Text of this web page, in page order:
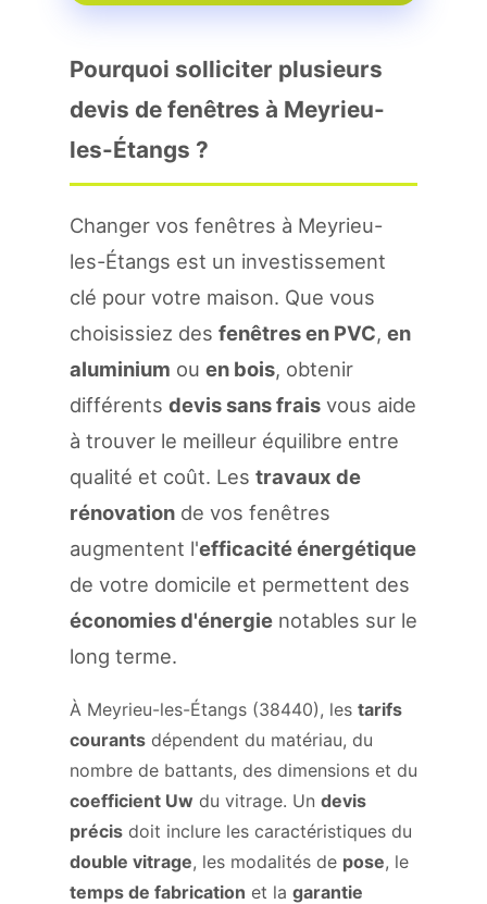
Pourquoi solliciter plusieurs
devis de fenêtres à Meyrieu-
les-Étangs ?
Changer vos fenêtres à Meyrieu-
les-Étangs est un investissement
clé pour votre maison. Que vous
choisissiez des fenêtres en PVC, en
aluminium ou en bois, obtenir
différents devis sans frais vous aide
à trouver le meilleur équilibre entre
qualité et coût. Les travaux de
rénovation de vos fenêtres
augmentent l'efficacité énergétique
de votre domicile et permettent des
économies d'énergie notables sur le
long terme.
À Meyrieu-les-Étangs (38440), les tarifs
courants dépendent du matériau, du
nombre de battants, des dimensions et du
coefficient Uw du vitrage. Un devis
précis doit inclure les caractéristiques du
double vitrage, les modalités de pose, le
temps de fabrication et la garantie